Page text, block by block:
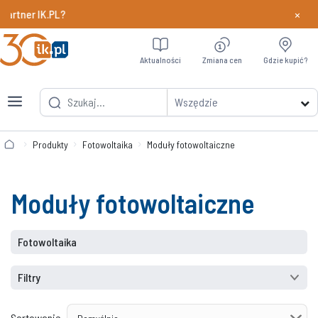
IK.PL? Dowiedz
×
Wszędzie
Aktualności Zmiana cen Gdzie kupić?
Produkty Fotowoltaika Moduły fotowoltaiczne
Moduły fotowoltaiczne
Fotowoltaika
Filtry